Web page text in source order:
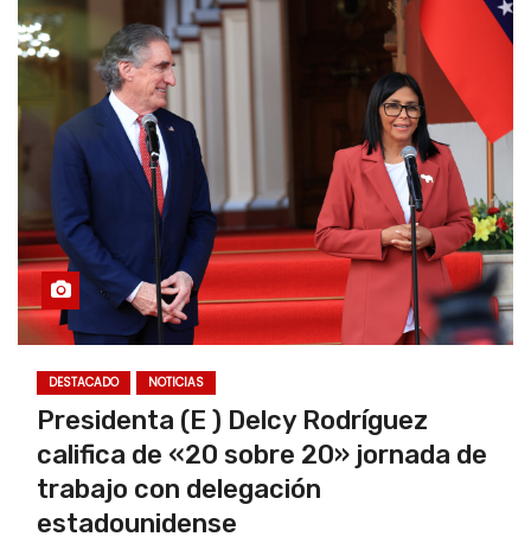
DESTACADO NOTICIAS
Presidenta (E ) Delcy Rodríguez
califica de «20 sobre 20» jornada de
trabajo con delegación
estadounidense